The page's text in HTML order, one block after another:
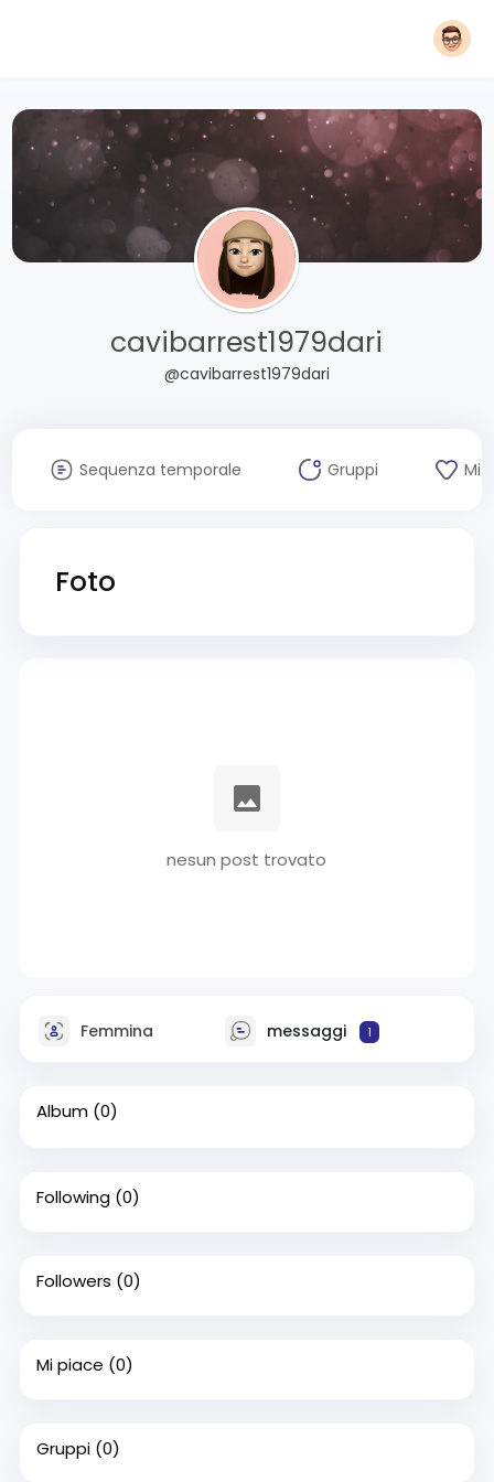
cavibarrest1979dari
@cavibarrest1979dari
Sequenza temporale Gruppi Mi
Foto
nesun post trovato
Femmina messaggi 1
Album (0)
Following (0)
Followers (0)
Mi piace (0)
Gruppi (0)